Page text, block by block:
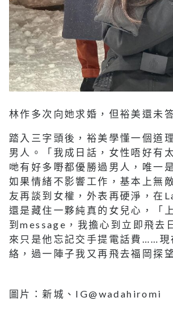
林作多次向她求婚，但裕美還未
踏入三字頭後，裕美學懂一個道
男人。「我成日話，女性唔好有
哋有好多嘢都優勝過男人，唯一
如果情緒不影響工作，基本上無
友再談到女權，外表再硬淨，在
還是藏住一夥純真的女兒心，「
到message，我擔心到立即飛去
來只是他忘記交手提電話費……現
絡，過一陣子我又再飛去福岡探
圖片：新城、IG@wadahiromi